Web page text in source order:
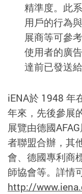
精準度。此
用戶的行為
展商等可參
使用者的廣
達前已發送
iENA於 1948 年
年來，先後參展
展覽由德國
者聯盟合辦，其
會、德國專利商
師協會等。詳情
http://